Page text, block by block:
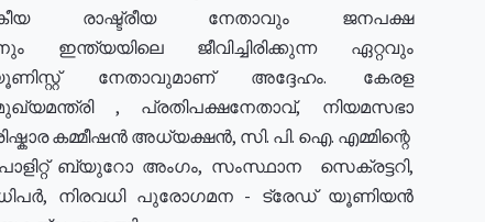
രാഷ്ട്രീയ നേതാവും ജനപക്ഷ
ഇന്ത്യയിലെ ജീവിച്ചിരിക്കുന്ന ഏറ്റവും
നേതാവുമാണ് അദ്ദേഹം. കേരള
, പ്രതിപക്ഷനേതാവ്, നിയമസഭാ
കമ്മീഷൻ അധ്യക്ഷൻ, സി. പി. ഐ. എമ്മിന്റെ
ബ്യുറോ അംഗം, സംസ്ഥാന സെക്രട്ടറി,
നിരവധി പുരോഗമന - ട്രേഡ് യൂണിയൻ